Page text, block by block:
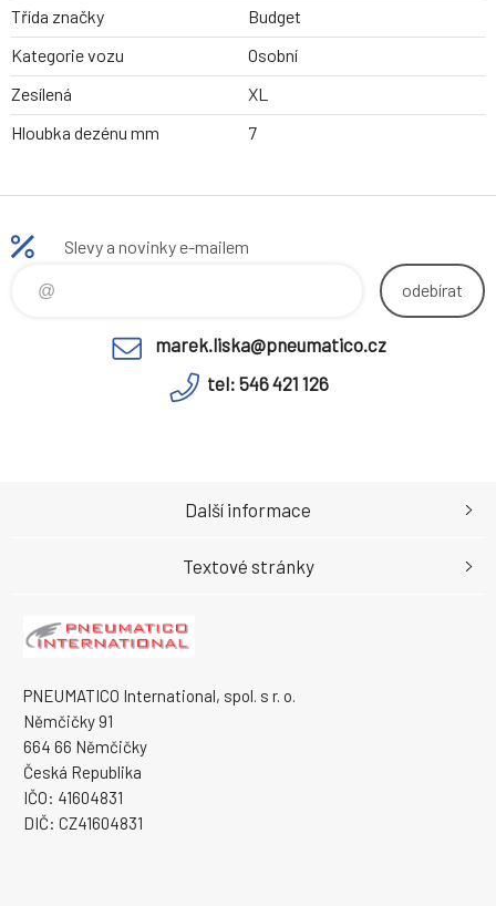
Třída značky
Budget
Kategorie vozu
Osobní
Zesílená
XL
Hloubka dezénu mm
7
Slevy a novinky e-mailem
odebírat
marek.liska@pneumatico.cz
tel: 546 421 126
PNEUMATICO International, spol. s r. o.
Němčičky 91
664 66 Němčičky
Česká Republika
IČO: 41604831
DIČ: CZ41604831
Další informace
Textové stránky